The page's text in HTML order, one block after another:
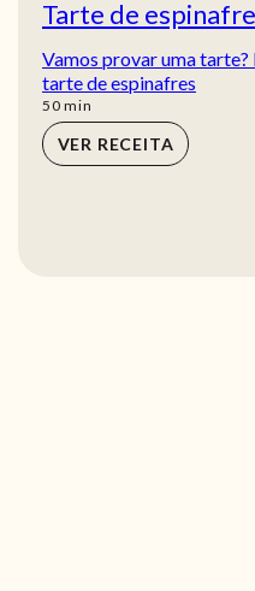
Tarte de
Vamos provar uma
tarte de espinafres
50min
min
VER RECEITA